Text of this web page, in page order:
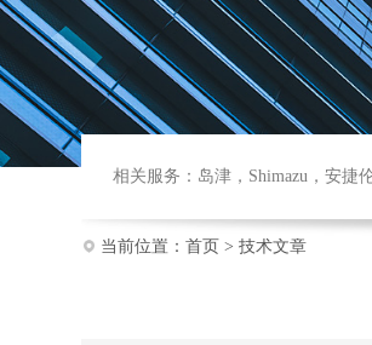
相关服务： 岛津 ， Shimazu ，安捷
当前位置： 首页 > 技术文章